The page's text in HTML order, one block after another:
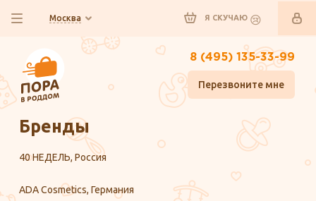
Москва Я СКУЧАЮ
8 (495) 135-33-99
Перезвоните мне
Главная
Бренды
40 НЕДЕЛЬ, Россия
ADA Cosmetics, Германия